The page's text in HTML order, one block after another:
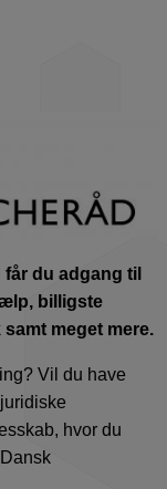
du adgang til
billigste
meget mere.
Vil du have
hvor du